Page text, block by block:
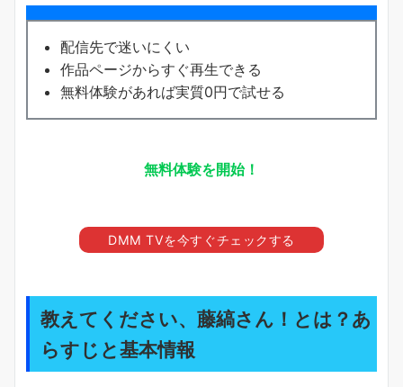
配信先で迷いにくい
作品ページからすぐ再生できる
無料体験があれば実質0円で試せる
無料体験を開始！
DMM TVを今すぐチェックする
教えてください、藤縞さん！とは？あ
らすじと基本情報